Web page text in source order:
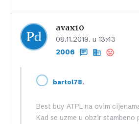
avax10
08.11.2019. u 13:43
2006
bartol78,
Best buy ATPL na ovim
Kad se uzme u obzir stambeno